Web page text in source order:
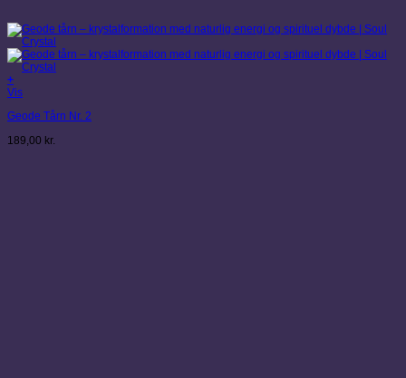
+
Vis
Geode Tårn Nr. 2
189,00 kr.